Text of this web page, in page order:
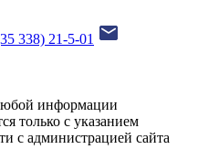
338) 21-5-01
информации
только с указанием
с администрацией сайта